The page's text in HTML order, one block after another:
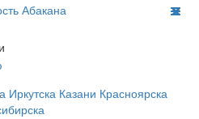
Иркутска Казани Красноярска